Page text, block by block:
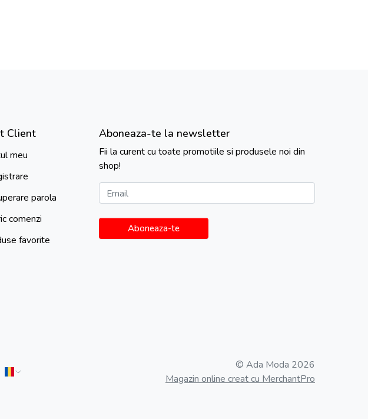
Client
meu
parola
comenzi
favorite
Aboneaza-te la newsletter
Fii la curent cu toate promotiile si produsele noi din
shop!
Email
Aboneaza-te
© Ada Moda 2026
Magazin online creat cu MerchantPro